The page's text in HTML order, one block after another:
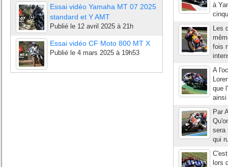
Essai vidéo Yamaha MT 07 2025
standard et Y AMT
Publié le 12 avril 2025 à 21h
Essai vidéo CF Moto 800 MT X
Publié le 4 mars 2025 à 19h53
à
Les
fois
A
que
ainsi
Par
sera
qui
lors